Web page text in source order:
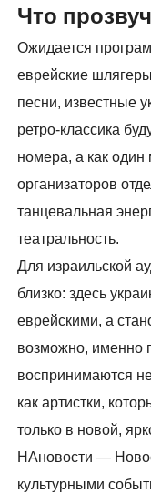
Что
Ожидается
еврейские
песни, известные
ретро-классика
номера, а как
организаторов
танцевальная
театральность.
Для израильской
близко: здесь
еврейскими, а
возможно, именно
воспринимаются
как артистки,
только в новой,
НАновости —
культурными